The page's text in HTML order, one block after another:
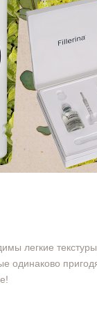
легкие
одинаково